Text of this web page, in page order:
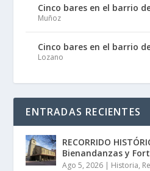
Cinco bares en el barrio
Muñoz
Cinco bares en el barrio
Lozano
ENTRADAS RECIENTES
RECORRIDO
Bienandanzas y
Ago 5, 2026 | Historia,